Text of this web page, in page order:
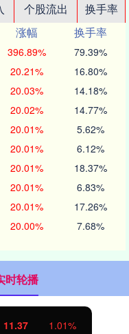
个股流出
换手率
涨幅
换手率
396.89% 79.39%
20.21% 16.80%
20.03% 14.18%
20.02% 14.77%
20.01% 5.62%
20.01% 6.12%
20.01% 18.37%
20.01% 6.83%
20.01% 17.26%
20.00% 7.68%
时轮播
11.37 1.01%